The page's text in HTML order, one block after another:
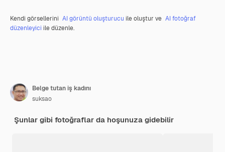
Kendi görsellerini AI görüntü oluşturucu ile oluştur ve AI fotoğraf
düzenleyici ile düzenle.
Belge tutan iş kadını
suksao
Şunlar gibi fotoğraflar da hoşunuza gidebilir